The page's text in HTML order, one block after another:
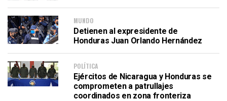
MUNDO
Detienen al expresidente de
Honduras Juan Orlando Hernández
POLÍTICA
Ejércitos de Nicaragua y Honduras se
comprometen a patrullajes
coordinados en zona fronteriza